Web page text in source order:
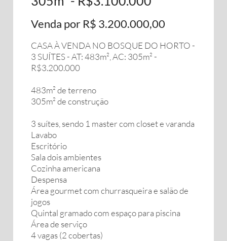
Venda por R$ 3.200.000,00
CASA À VENDA NO BOSQUE DO HORTO -
3 SUÍTES - AT: 483m², AC: 305m² -
R$3.200.000
483m² de terreno
305m² de construção
3 suítes, sendo 1 master com closet e varanda
Lavabo
Escritório
Sala dois ambientes
Cozinha americana
Despensa
Área gourmet com churrasqueira e salão de
jogos
Quintal gramado com espaço para piscina
Área de serviço
4 vagas (2 cobertas)